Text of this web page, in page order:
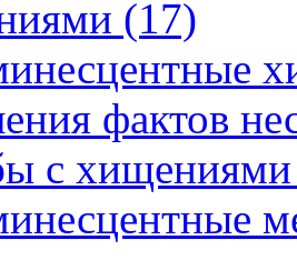
(17)
фактов
с